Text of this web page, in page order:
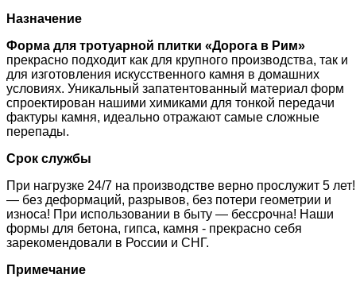
Назначение
Форма для тротуарной плитки «Дорога в Рим»
прекрасно подходит как для крупного производства, так и
для изготовления искусственного камня в домашних
условиях. Уникальный запатентованный материал форм
спроектирован нашими химиками для тонкой передачи
фактуры камня, идеально отражают самые сложные
перепады.
Срок службы
При нагрузке 24/7 на производстве верно прослужит 5 лет!
— без деформаций, разрывов, без потери геометрии и
износа! При использовании в быту — бессрочна! Наши
формы для бетона, гипса, камня - прекрасно себя
зарекомендовали в России и СНГ.
Примечание